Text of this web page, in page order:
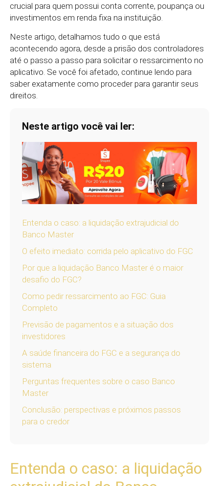
crucial para quem possui conta corrente, poupança ou
investimentos em renda fixa na instituição.
Neste artigo, detalhamos tudo o que está
acontecendo agora, desde a prisão dos controladores
até o passo a passo para solicitar o ressarcimento no
aplicativo. Se você foi afetado, continue lendo para
saber exatamente como proceder para garantir seus
direitos.
Neste artigo você vai ler:
Entenda o caso: a liquidação extrajudicial do
Banco Master
O efeito imediato: corrida pelo aplicativo do FGC
Por que a liquidação Banco Master é o maior
desafio do FGC?
Como pedir ressarcimento ao FGC: Guia
Completo
Previsão de pagamentos e a situação dos
investidores
A saúde financeira do FGC e a segurança do
sistema
Perguntas frequentes sobre o caso Banco
Master
Conclusão: perspectivas e próximos passos
para o credor
Entenda o caso: a liquidação